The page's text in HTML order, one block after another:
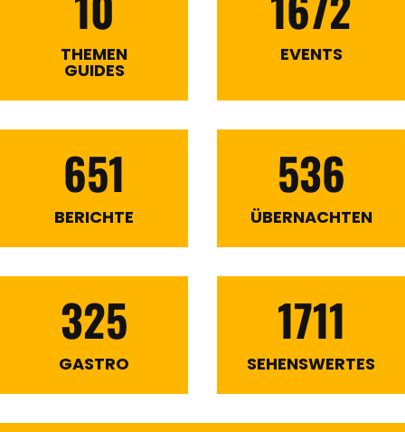
THEMEN
GUIDES
EVENTS
651
BERICHTE
536
ÜBERNACHTEN
325
GASTRO
1711
SEHENSWERTES